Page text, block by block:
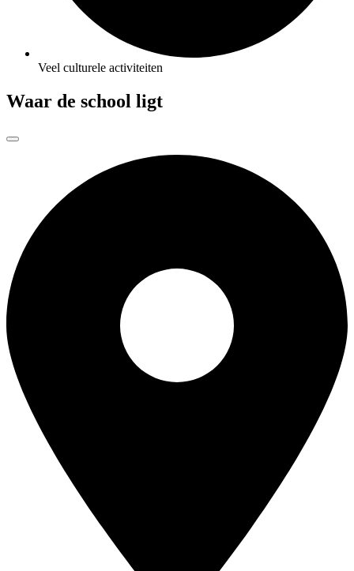
Veel culturele activiteiten
Waar de school ligt